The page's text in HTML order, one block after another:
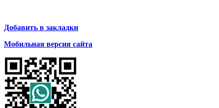
Добавить в закладки
Мобильная версия сайта